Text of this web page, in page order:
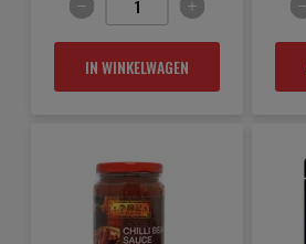
IN WINKELWAGEN